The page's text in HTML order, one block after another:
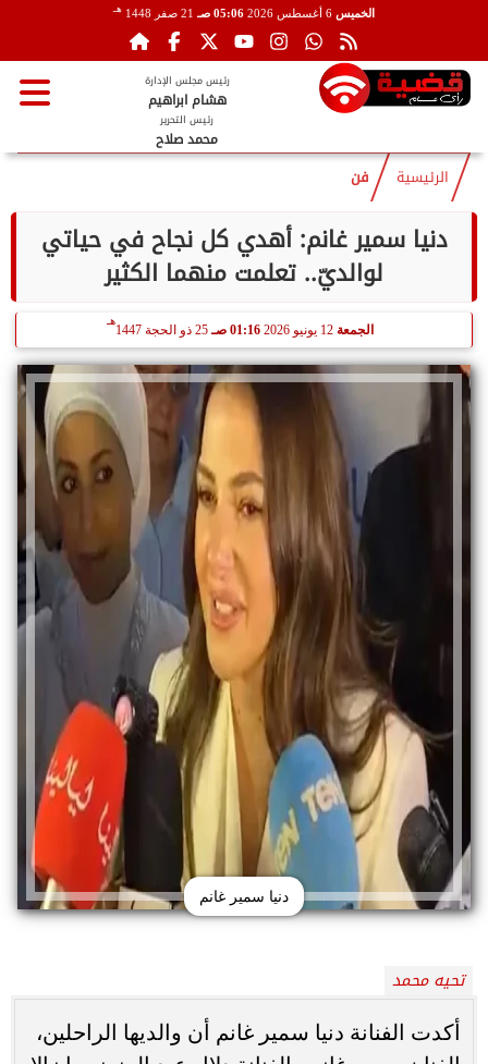
الخميس 05:06 صـ 21 صفر 1448 هـ
رئيس مجلس الإدارة
هشام ابراهيم
رئيس التحرير
محمد صلاح
الرئيسية فن
دنيا سمير غانم: أهدي كل نجاح في حياتي
لوالديّ.. تعلمت منهما الكثير
الجمعة 12 يونيو 2026 01:16 صـ 25 ذو الحجة 1447
هـ
دنيا سمير غانم
تحيه محمد
أكدت الفنانة دنيا سمير غانم أن والديها الراحلين،